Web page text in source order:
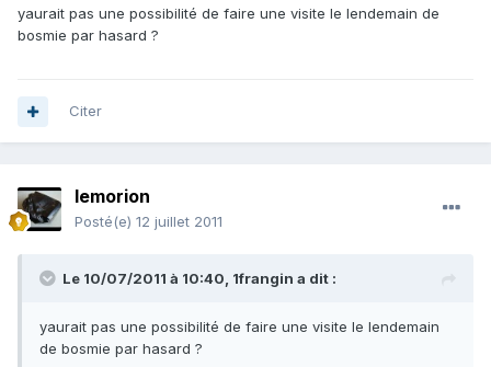
yaurait pas une possibilité de faire une visite le lendemain de
bosmie par hasard ?
Citer
lemorion
Posté(e) 12 juillet 2011
Le 10/07/2011 à 10:40, 1frangin a dit :
yaurait pas une possibilité de faire une visite le lendemain
de bosmie par hasard ?